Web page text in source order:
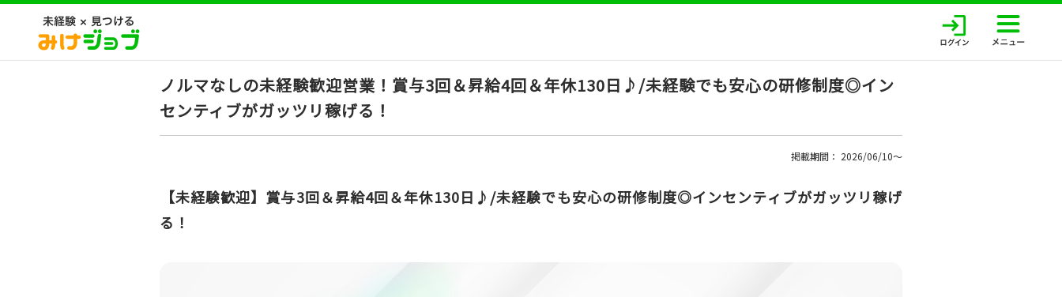
ノルマなしの未経験歓迎営業！賞与3回＆昇給4回＆年休130日♪/未経験でも安心の研修制度◎イン
センティブがガッツリ稼げる！
掲載期間： 2026/06/10〜
【未経験歓迎】賞与3回＆昇給4回＆年休130日♪/未経験でも安心の研修制度◎インセンティブがガッツリ稼げ
る！